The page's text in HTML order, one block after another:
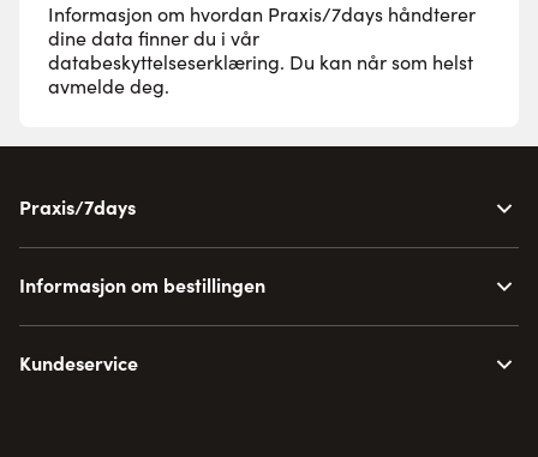
Informasjon om hvordan Praxis/7days håndterer
dine data finner du i vår
databeskyttelseserklæring. Du kan når som helst
avmelde deg.
Praxis/7days
Informasjon om bestillingen
Kundeservice